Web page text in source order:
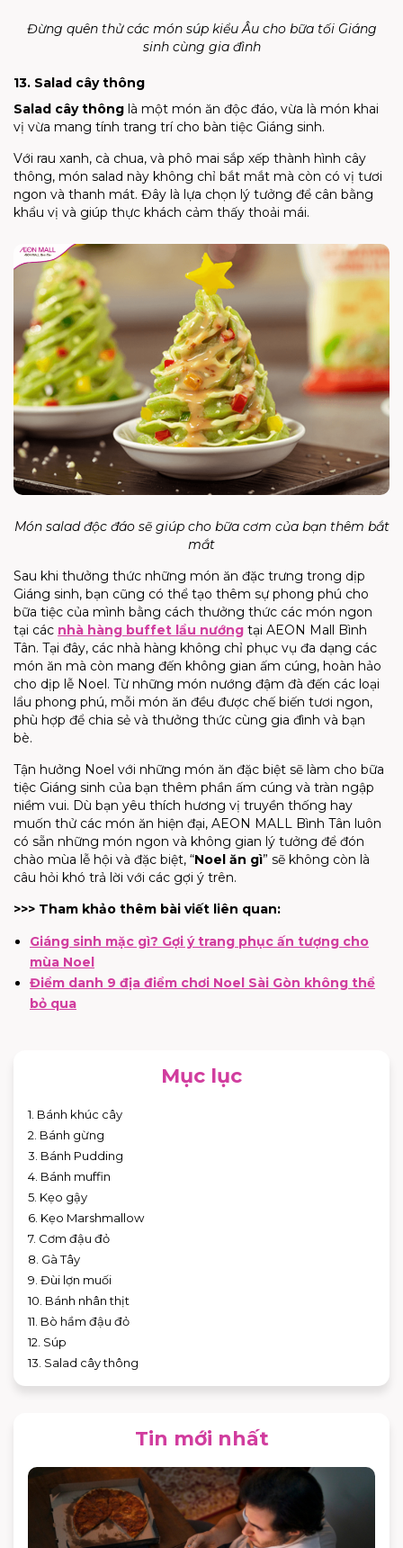
Đừng quên thử các món súp kiểu Âu cho bữa tối Giáng
sinh cùng gia đình
13. Salad cây thông
Salad cây thông là một món ăn độc đáo, vừa là món khai
vị vừa mang tính trang trí cho bàn tiệc Giáng sinh.
Với rau xanh, cà chua, và phô mai sắp xếp thành hình cây
thông, món salad này không chỉ bắt mắt mà còn có vị tươi
ngon và thanh mát. Đây là lựa chọn lý tưởng để cân bằng
khẩu vị và giúp thực khách cảm thấy thoải mái.
Món salad độc đáo sẽ giúp cho bữa cơm của bạn thêm bắt
mắt
Sau khi thưởng thức những món ăn đặc trưng trong dịp
Giáng sinh, bạn cũng có thể tạo thêm sự phong phú cho
bữa tiệc của mình bằng cách thưởng thức các món ngon
tại các nhà hàng buffet lẩu nướng tại AEON Mall Bình
Tân. Tại đây, các nhà hàng không chỉ phục vụ đa dạng các
món ăn mà còn mang đến không gian ấm cúng, hoàn hảo
cho dịp lễ Noel. Từ những món nướng đậm đà đến các loại
lẩu phong phú, mỗi món ăn đều được chế biến tươi ngon,
phù hợp để chia sẻ và thưởng thức cùng gia đình và bạn
bè.
Tận hưởng Noel với những món ăn đặc biệt sẽ làm cho bữa
tiệc Giáng sinh của bạn thêm phần ấm cúng và tràn ngập
niềm vui. Dù bạn yêu thích hương vị truyền thống hay
muốn thử các món ăn hiện đại, AEON MALL Bình Tân luôn
có sẵn những món ngon và không gian lý tưởng để đón
chào mùa lễ hội và đặc biệt, “Noel ăn gì” sẽ không còn là
câu hỏi khó trả lời với các gợi ý trên.
>>> Tham khảo thêm bài viết liên quan:
Giáng sinh mặc gì? Gợi ý trang phục ấn tượng cho
mùa Noel
Điểm danh 9 địa điểm chơi Noel Sài Gòn không thể
bỏ qua
Mục lục
1. Bánh khúc cây
2. Bánh gừng
3. Bánh Pudding
4. Bánh muffin
5. Kẹo gậy
6. Kẹo Marshmallow
7. Cơm đậu đỏ
8. Gà Tây
9. Đùi lợn muối
10. Bánh nhân thịt
11. Bò hầm đậu đỏ
12. Súp
13. Salad cây thông
Tin mới nhất